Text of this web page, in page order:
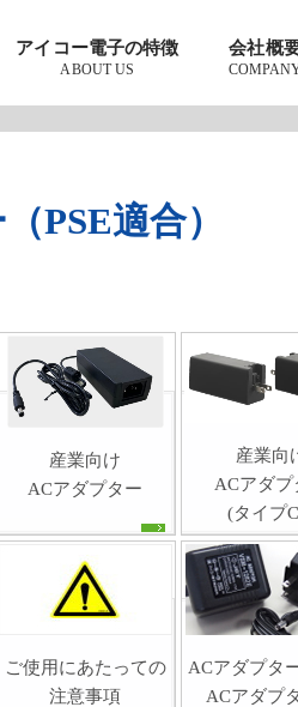
アイコー電子の特徴
ABOUT US
会社概
PSE適合）
産業向け
ACアダプター
産業向
ACアダプ
(タイプC
ご使用にあたっての
注意事項
ACアダプタ
ACアダプ